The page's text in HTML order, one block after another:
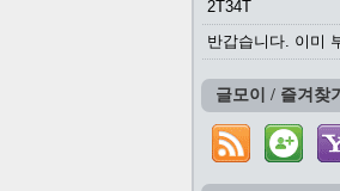
2T34T
글모이 / 즐겨찾기